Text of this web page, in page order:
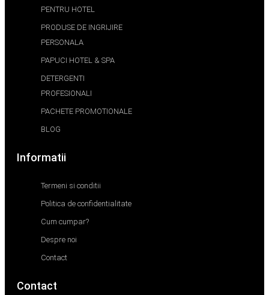
PENTRU HOTEL
PRODUSE DE INGRIJIRE
PERSONALA
PAPUCI HOTEL & SPA
DETERGENTI
PROFESIONALI
PACHETE PROMOTIONALE
BLOG
Informatii
Termeni si conditii
Politica de confidentialitate
Cum cumpar?
Despre noi
Contact
Contact